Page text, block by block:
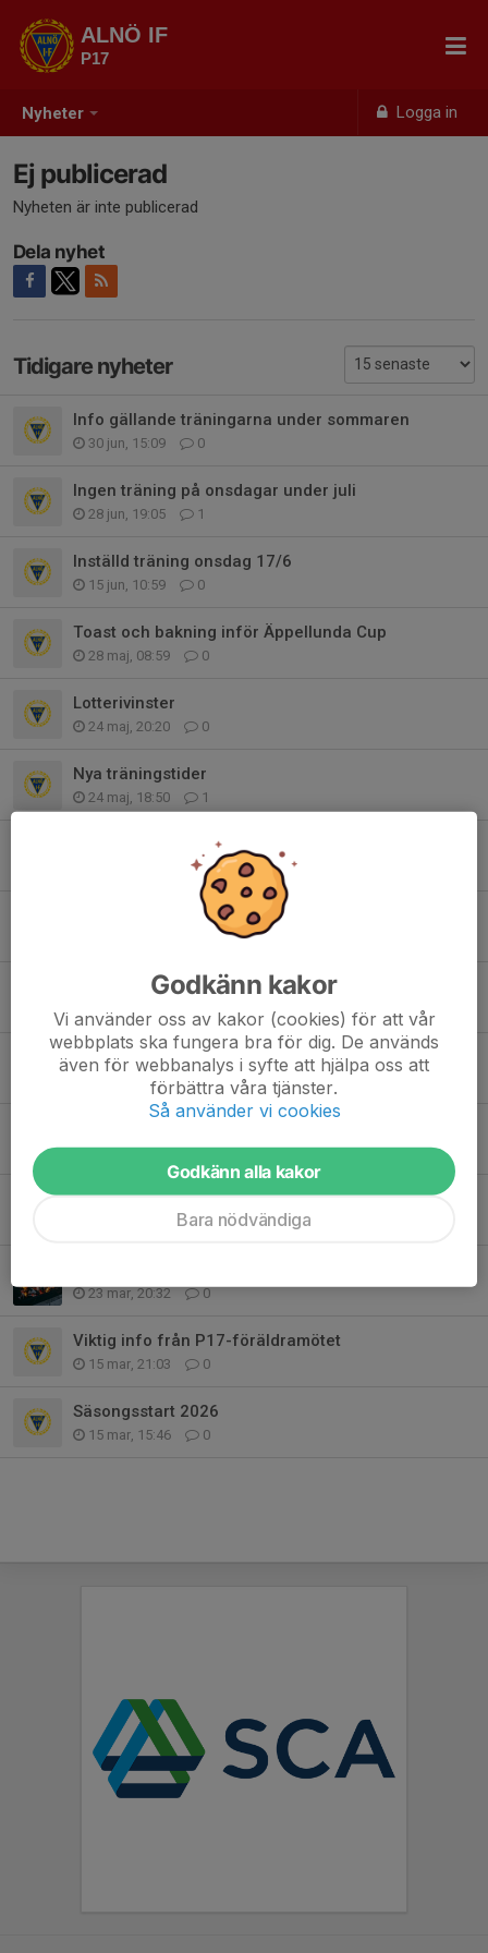
Nyheter Logga in
ALNÖ IF
P17
Ej publicerad
Nyheten är inte publicerad
Dela nyhet
Tidigare nyheter
Info gällande träningarna under sommaren
30 jun, 15:09 0
Ingen träning på onsdagar under juli
28 jun, 19:05 1
Inställd träning onsdag 17/6
15 jun, 10:59 0
Toast och bakning inför Äppellunda Cup
28 maj, 08:59 0
Lotterivinster
24 maj, 20:20 0
Nya träningstider
24 maj, 18:50 1
0
Roller i laget
17 maj, 21:00
Lagjobb 12/5 samt avslutad försäljning
11 maj, 14:26 2
5 maj, 12:16 0
Lagjobb på SCA Norrplant
0
23 mar, 20:32 0
Viktig info från P17-föräldramötet
15 mar, 21:03 0
Säsongsstart 2026
15 mar, 15:46 0
Godkänn kakor
Vi använder oss av kakor (cookies) för att vår
webbplats ska fungera bra för dig. De används
även för webbanalys i syfte att hjälpa oss att
förbättra våra tjänster.
Så använder vi cookies
Godkänn alla kakor
Bara nödvändiga